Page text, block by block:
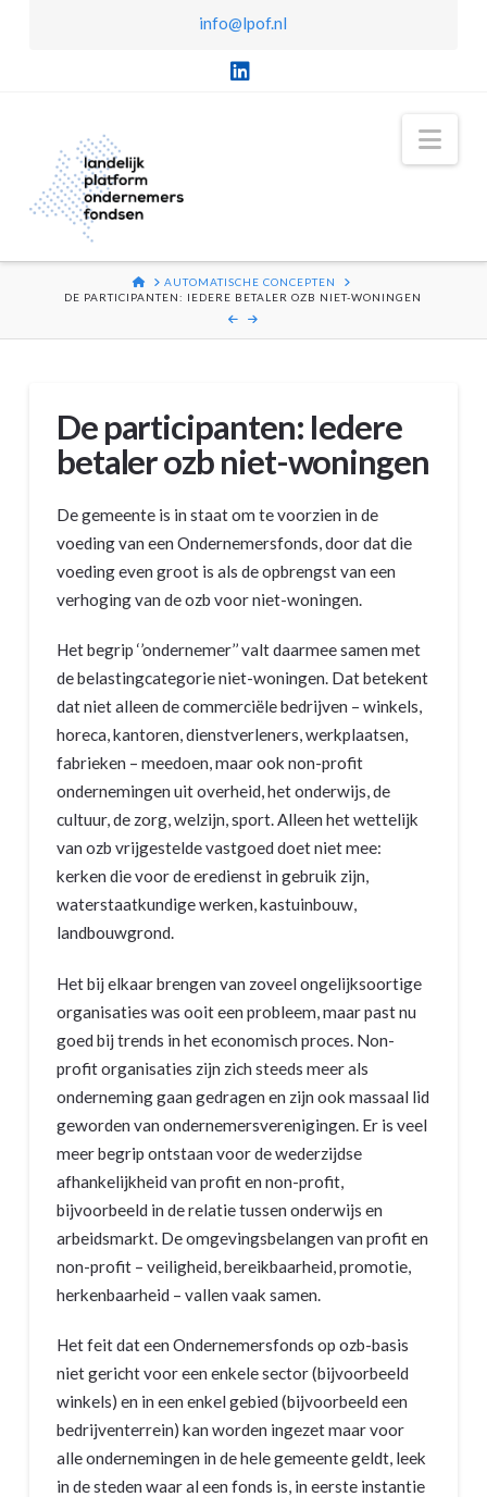
info@lpof.nl
HOMEAUTOMATISCHE CONCEPTEN
DE PARTICIPANTEN: IEDERE BETALER OZB NIET-WONINGEN
De participanten: Iedere
betaler ozb niet-woningen
De gemeente is in staat om te voorzien in de
voeding van een Ondernemersfonds, door dat die
voeding even groot is als de opbrengst van een
verhoging van de ozb voor niet-woningen.
Het begrip ‘’ondernemer’’ valt daarmee samen met
de belastingcategorie niet-woningen. Dat betekent
dat niet alleen de commerciële bedrijven – winkels,
horeca, kantoren, dienstverleners, werkplaatsen,
fabrieken – meedoen, maar ook non-profit
ondernemingen uit overheid, het onderwijs, de
cultuur, de zorg, welzijn, sport. Alleen het wettelijk
van ozb vrijgestelde vastgoed doet niet mee:
kerken die voor de eredienst in gebruik zijn,
waterstaatkundige werken, kastuinbouw,
landbouwgrond.
Het bij elkaar brengen van zoveel ongelijksoortige
organisaties was ooit een probleem, maar past nu
goed bij trends in het economisch proces. Non-
profit organisaties zijn zich steeds meer als
onderneming gaan gedragen en zijn ook massaal lid
geworden van ondernemersverenigingen. Er is veel
meer begrip ontstaan voor de wederzijdse
afhankelijkheid van profit en non-profit,
bijvoorbeeld in de relatie tussen onderwijs en
arbeidsmarkt. De omgevingsbelangen van profit en
non-profit – veiligheid, bereikbaarheid, promotie,
herkenbaarheid – vallen vaak samen.
Het feit dat een Ondernemersfonds op ozb-basis
niet gericht voor een enkele sector (bijvoorbeeld
winkels) en in een enkel gebied (bijvoorbeeld een
bedrijventerrein) kan worden ingezet maar voor
alle ondernemingen in de hele gemeente geldt, leek
in de steden waar al een fonds is, in eerste instantie